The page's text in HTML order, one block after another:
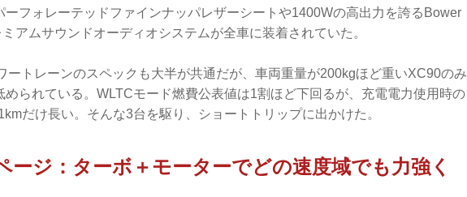
ーフォレーテッドファインナッパレザーシートや1400Wの高出力を誇るBower
アムサウンドオーディオシステムが全車に装着されていた。
ートレーンのスペックも大半が共通だが、車両重量が200kgほど重いXC90のみ
められている。WLTCモード燃費公表値は1割ほど下回るが、充電電力使用時の
だけ長い。そんな3台を駆り、ショートトリップに出かけた。
ジ：ターボ＋モーターでどの速度域でも力強く